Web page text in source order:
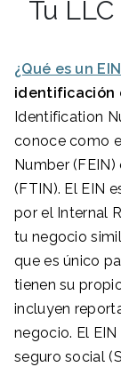
Tu
¿Qué es un
identificación
Identification
conoce como
Number
(FTIN). El EIN
por el Internal
tu negocio
que es único
tienen su
incluyen
negocio. El
seguro social